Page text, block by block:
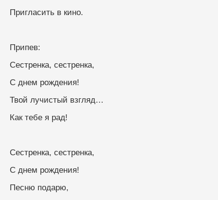
Пригласить в кино.
Припев:
Сестренка, сестренка,
С днем рождения!
Твой лучистый взгляд…
Как тебе я рад!
Сестренка, сестренка,
С днем рождения!
Песню подарю,